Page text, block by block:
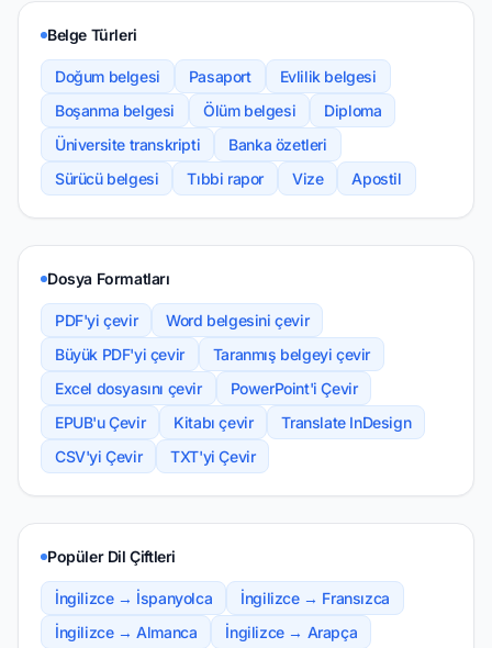
Belge Türleri
Doğum belgesi Pasaport
Evlilik belgesi
Boşanma belgesi
Ölüm belgesi
Diploma
Üniversite transkripti
Banka özetleri
Sürücü belgesi
Tıbbi rapor Vize Apostil
Dosya Formatları
PDF'yi çevir
Word belgesini çevir
Büyük PDF'yi çevir
Taranmış belgeyi çevir
Excel dosyasını çevir
PowerPoint'i Çevir
EPUB'u Çevir
Kitabı çevir
Translate InDesign
CSV'yi Çevir
TXT'yi Çevir
Popüler Dil Çiftleri
İngilizce → İspanyolca
İngilizce → Fransızca
İngilizce → Almanca
İngilizce → Arapça